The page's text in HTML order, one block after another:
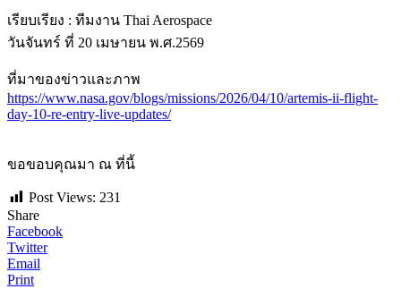
เรียบเรียง : ทีมงาน Thai Aerospace
วันจันทร์ ที่ 20 เมษายน พ.ศ.2569
ที่มาของข่าวและภาพ
https://www.nasa.gov/blogs/missions/2026/04/10/artemis-ii-flight-
day-10-re-entry-live-updates/
ขอขอบคุณมา ณ ที่นี้
Post Views: 231
Share
Facebook
Twitter
Email
Print